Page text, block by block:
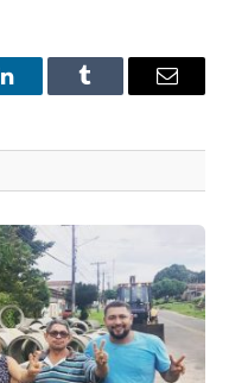
LinkedInTumblr
E-